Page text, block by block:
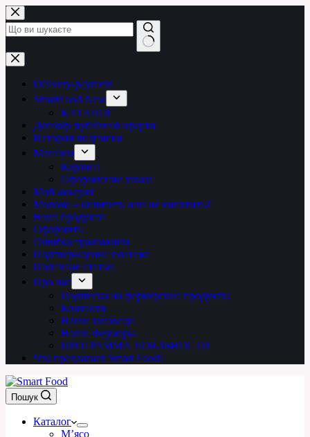
Перейти
до
вмісту
Немає
результатів
Delivery-payment
SmartFood New
КАТАЛОГ
Договір публічної оферти
История подписки
Магазин
Корзина
Оформление заказа
Мой аккаунт
Молоко – кипятить или не кипятить?
Наші продукти
Оформить
Ошибка транзакции
Подтверждение платежа
Полезные статьи
Про нас
Подписка на фермерские продукты
Контакти
Наши заповеди
Наши Фермеры
ПРОГРАММА ЛОЯЛЬНОСТИ
Что предлагает Smart Food?
Пошук
Каталог
М’ясо